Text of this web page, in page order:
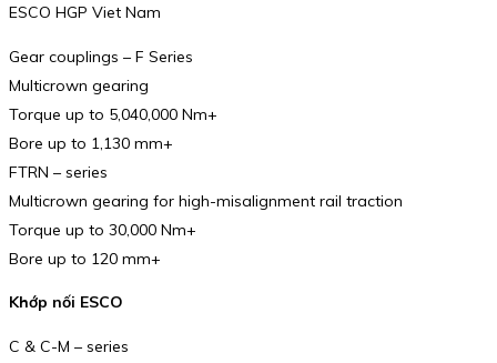
ESCO HGP Viet Nam
Gear couplings – F Series
Multicrown gearing
Torque up to 5,040,000 Nm+
Bore up to 1,130 mm+
FTRN – series
Multicrown gearing for high-misalignment rail traction
Torque up to 30,000 Nm+
Bore up to 120 mm+
Khớp nối ESCO
C & C-M – series